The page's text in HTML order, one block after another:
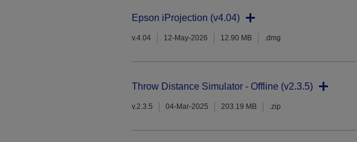
Epson iProjection (v4.04)
v.4.04 12-May-2026 12.90 MB .dmg
Throw Distance Simulator - Offline (v2.3.5)
v.2.3.5 04-Mar-2025 203.19 MB .zip